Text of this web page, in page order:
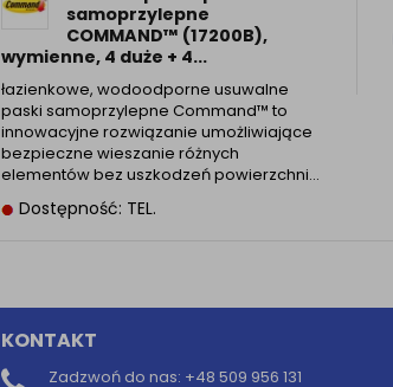
samoprzylepne
COMMAND™ (17200B),
wymienne, 4 duże + 4...
łazienkowe, wodoodporne usuwalne
paski samoprzylepne Command™ to
innowacyjne rozwiązanie umożliwiające
bezpieczne wieszanie różnych
elementów bez uszkodzeń powierzchni…
Dostępność: TEL.
KONTAKT
Zadzwoń do nas: +48 509 956 131